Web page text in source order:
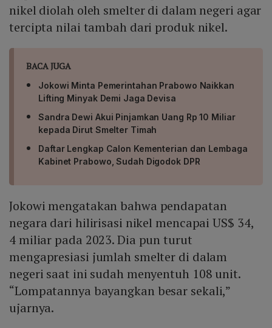
nikel diolah oleh smelter di dalam negeri agar
tercipta nilai tambah dari produk nikel.
BACA JUGA
Jokowi Minta Pemerintahan Prabowo Naikkan
Lifting Minyak Demi Jaga Devisa
Sandra Dewi Akui Pinjamkan Uang Rp 10 Miliar
kepada Dirut Smelter Timah
Daftar Lengkap Calon Kementerian dan Lembaga
Kabinet Prabowo, Sudah Digodok DPR
Jokowi mengatakan bahwa pendapatan
negara dari hilirisasi nikel mencapai US$ 34,
4 miliar pada 2023. Dia pun turut
mengapresiasi jumlah smelter di dalam
negeri saat ini sudah menyentuh 108 unit.
“Lompatannya bayangkan besar sekali,”
ujarnya.